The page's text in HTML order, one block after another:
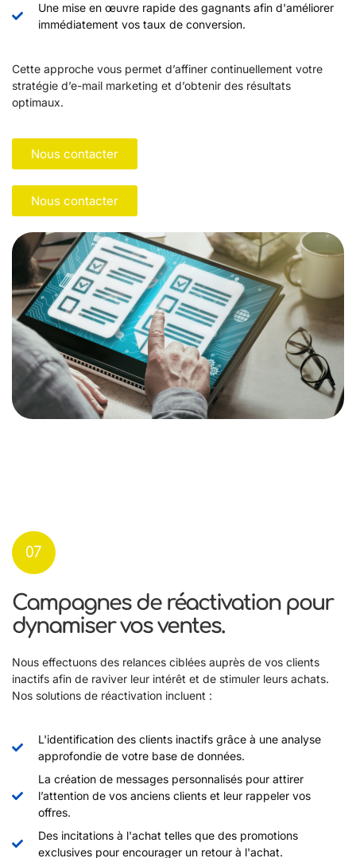
Une mise en œuvre rapide des gagnants afin d'améliorer
immédiatement vos taux de conversion.
Cette approche vous permet d’affiner continuellement votre
stratégie d’e-mail marketing et d’obtenir des résultats
optimaux.
Nous contacter
Nous contacter
07
Campagnes de réactivation pour
dynamiser vos ventes.
Nous effectuons des relances ciblées auprès de vos clients
inactifs afin de raviver leur intérêt et de stimuler leurs achats.
Nos solutions de réactivation incluent :
L'identification des clients inactifs grâce à une analyse
approfondie de votre base de données.
La création de messages personnalisés pour attirer
l’attention de vos anciens clients et leur rappeler vos
offres.
Des incitations à l'achat telles que des promotions
exclusives pour encourager un retour à l'achat.